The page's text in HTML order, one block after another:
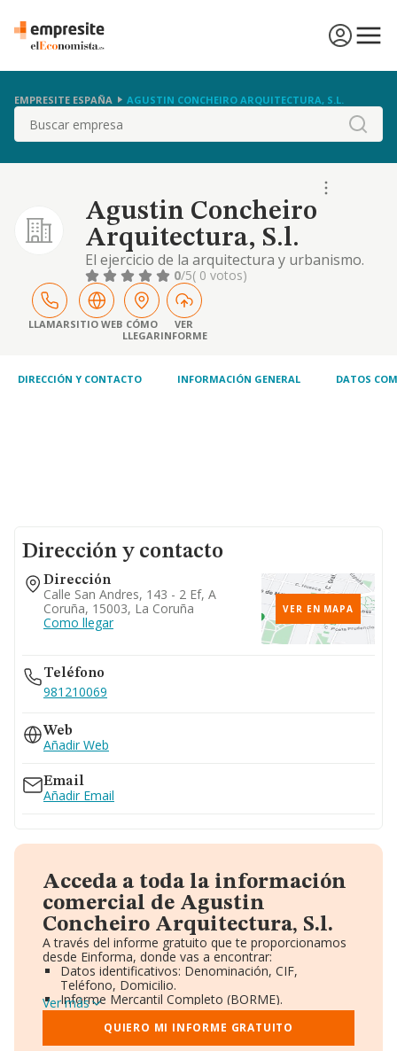
EMPRESITE ESPAÑA AGUSTIN CONCHEIRO ARQUITECTURA, S.L.
Buscar
Agustin Concheiro
Arquitectura, S.l.
El ejercicio de la arquitectura y urbanismo.
0/5( 0 votos)
LLAMARSITIO WEB CÓMO
LLEGAR
VER
INFORME
DIRECCIÓN Y CONTACTO INFORMACIÓN GENERAL DATOS
Dirección y contacto
Dirección
Calle San Andres, 143 - 2 Ef, A
Coruña, 15003, La Coruña
Como llegar
VER EN MAPA
Teléfono
981210069
Web
Añadir Web
Email
Añadir Email
Acceda a toda la información
comercial de Agustin
Concheiro Arquitectura, S.l.
A través del informe gratuito que te proporcionamos
desde Einforma, donde vas a encontrar:
Datos identificativos: Denominación, CIF,
Teléfono, Domicilio.
Informe Mercantil Completo (BORME).
Gráficos de Evolución Ventas y Empleados.
Consejo de Administración y Administradores.
Directivos y Ejecutivos.
Ver más
QUIERO MI INFORME GRATUITO